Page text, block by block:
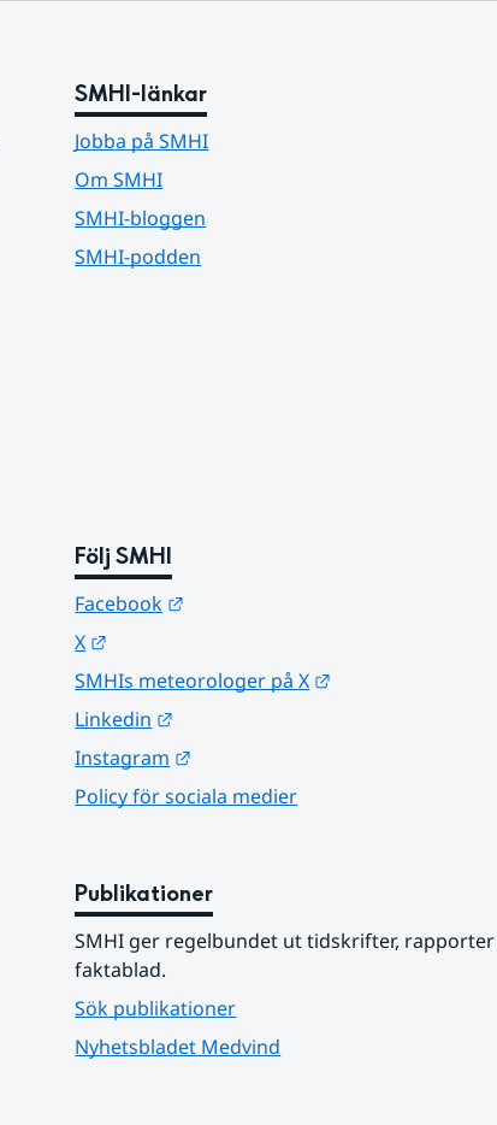
SMHI-länkar
Jobba på SMHI
Om SMHI
SMHI-bloggen
SMHI-podden
Följ SMHI
Facebook
X
SMHIs meteorologer på X
Linkedin
Instagram
Policy för sociala medier
Publikationer
SMHI ger regelbundet ut tidskrifter,
faktablad.
Sök publikationer
Nyhetsbladet Medvind